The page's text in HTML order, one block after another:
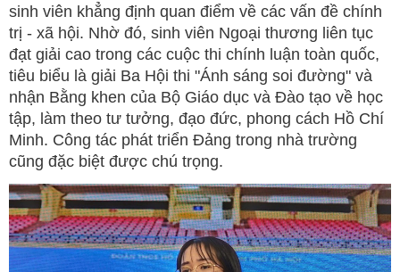
sinh viên khẳng định quan điểm về các vấn đề chính
trị - xã hội. Nhờ đó, sinh viên Ngoại thương liên tục
đạt giải cao trong các cuộc thi chính luận toàn quốc,
tiêu biểu là giải Ba Hội thi "Ánh sáng soi đường" và
nhận Bằng khen của Bộ Giáo dục và Đào tạo về học
tập, làm theo tư tưởng, đạo đức, phong cách Hồ Chí
Minh. Công tác phát triển Đảng trong nhà trường
cũng đặc biệt được chú trọng.